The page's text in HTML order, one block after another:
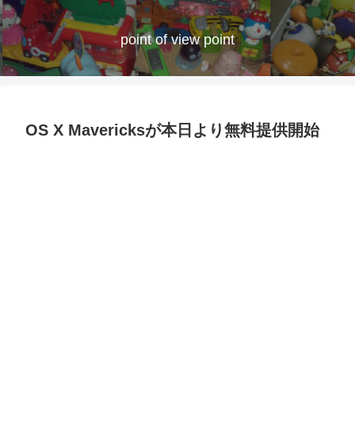
point of view point
OS X Mavericksが本日より無料提供開始